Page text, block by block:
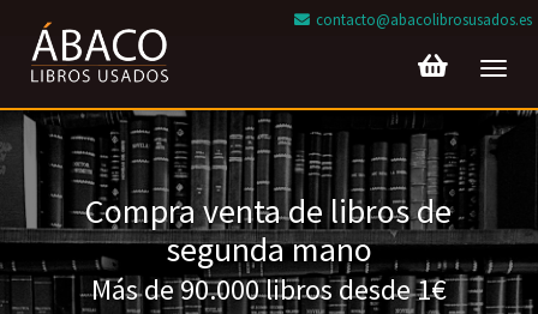
contacto@abacolibrosusados.es
Compra venta de libros de
segunda mano
Más de 90.000 libros desde 1€